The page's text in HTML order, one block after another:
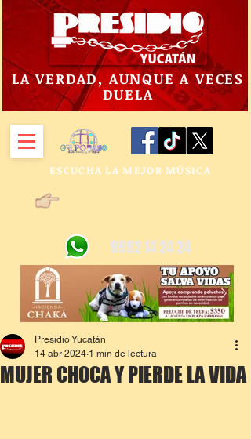
LA VERDAD, AUNQUE A VECES
DUELA
ESCUCHA LA MEJOR MÚSICA
9992 14 24 24
MUJER CHOCA Y PIERDE LA VIDA
Presidio Yucatán
14 abr 2024 1 min de lectura